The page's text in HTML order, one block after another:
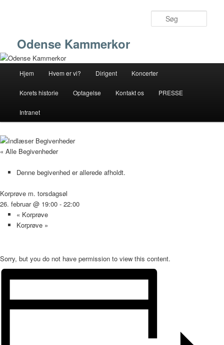
Odense Kammerkor
Hjem Hvem er vi? Dirigent Koncerter
Korets historie Optagelse Kontakt os PRESSE
Intranet
« Alle Begivenheder
Denne begivenhed er allerede afholdt.
Korprøve m. torsdagsøl
26. februar @ 19:00 - 22:00
« Korprøve
Korprøve »
Sorry, but you do not have permission to view this content.